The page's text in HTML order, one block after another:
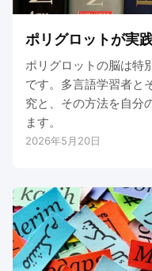
ポリグロットが実
ポリグロットの脳は特
です。多言語学習者と
究と、その方法を自分
ます。
2026年5月20日